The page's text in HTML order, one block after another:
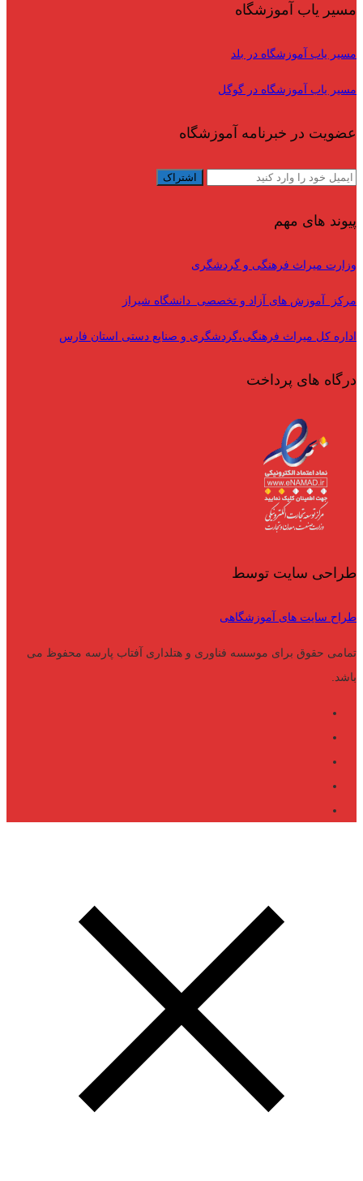
مسیر یاب آموزشگاه
مسیر یاب آموزشگاه در بلد
مسیر یاب آموزشگاه در گوگل
عضویت در خبرنامه آموزشگاه
پیوند های مهم
وزارت میراث فرهنگی و گردشگری
مرکز آموزش های آزاد و تخصصی دانشگاه شیراز
اداره کل میراث فرهنگی،گردشگری و صنایع دستی استان فارس
درگاه های پرداخت
طراحی سایت توسط
طراح سایت های آموزشگاهی
تمامی حقوق برای موسسه فناوری و هتلداری آفتاب پارسه محفوظ می
باشد.